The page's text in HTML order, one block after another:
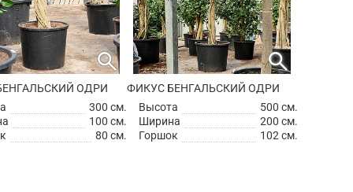
search
ОДРИ
300 см.
100 см.
80 см.
search
ФИКУС БЕНГАЛЬСКИЙ ОДРИ
Высота
500 см.
Ширина
200 см.
Горшок
102 см.